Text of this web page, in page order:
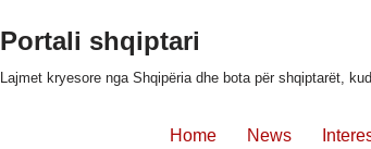
Portali shqiptari
Lajmet kryesore nga Shqipëria dhe bota për shqiptarët,
Home News